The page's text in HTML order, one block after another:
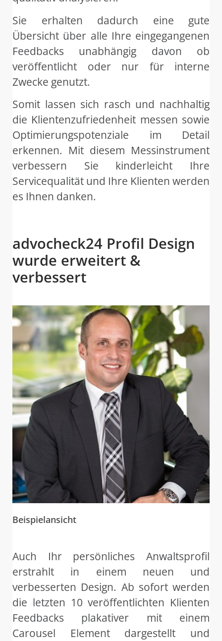
Sie erhalten dadurch eine gute
Übersicht über alle Ihre eingegangenen
Feedbacks unabhängig davon ob
veröffentlicht oder nur für interne
Zwecke genutzt.
Somit lassen sich rasch und nachhaltig
die Klientenzufriedenheit messen sowie
Optimierungspotenziale im Detail
erkennen. Mit diesem Messinstrument
verbessern Sie kinderleicht Ihre
Servicequalität und Ihre Klienten werden
es Ihnen danken.
advocheck24 Profil Design
wurde erweitert &
verbessert
Beispielansicht
Auch Ihr persönliches Anwaltsprofil
erstrahlt in einem neuen und
verbesserten Design. Ab sofort werden
die letzten 10 veröffentlichten Klienten
Feedbacks plakativer mit einem
Carousel Element dargestellt und